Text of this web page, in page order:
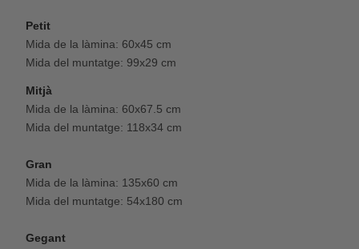
Petit
Mida de la làmina: 60x45 cm
Mida del muntatge: 99x29 cm
Mitjà
Mida de la làmina: 60x67.5 cm
Mida del muntatge: 118x34 cm
Gran
Mida de la làmina: 135x60 cm
Mida del muntatge: 54x180 cm
Gegant